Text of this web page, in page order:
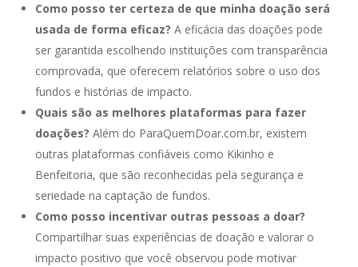
Como posso ter certeza de que minha doação será
usada de forma eficaz? A eficácia das doações pode
ser garantida escolhendo instituições com transparência
comprovada, que oferecem relatórios sobre o uso dos
fundos e histórias de impacto.
Quais são as melhores plataformas para fazer
doações? Além do ParaQuemDoar.com.br, existem
outras plataformas confiáveis como Kikinho e
Benfeitoria, que são reconhecidas pela segurança e
seriedade na captação de fundos.
Como posso incentivar outras pessoas a doar?
Compartilhar suas experiências de doação e valorar o
impacto positivo que você observou pode motivar